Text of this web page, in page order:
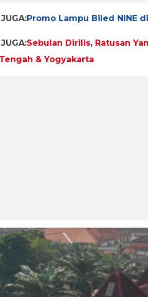
Promo Lampu Biled NINE
Sebulan Dirilis, Ratusan
& Yogyakarta